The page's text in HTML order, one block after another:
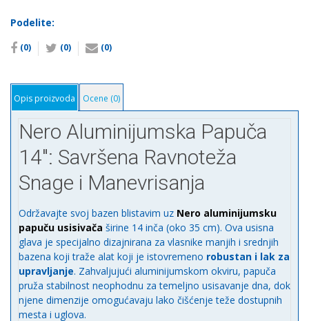
14
количина
Podelite:
(0) (0) (0)
Opis proizvoda Ocene (0)
Nero Aluminijumska Papuča
14″: Savršena Ravnoteža
Snage i Manevrisanja
Održavajte svoj bazen blistavim uz Nero aluminijumsku
papuču usisivača širine 14 inča (oko 35 cm). Ova usisna
glava je specijalno dizajnirana za vlasnike manjih i srednjih
bazena koji traže alat koji je istovremeno robustan i lak za
upravljanje. Zahvaljujući aluminijumskom okviru, papuča
pruža stabilnost neophodnu za temeljno usisavanje dna, dok
njene dimenzije omogućavaju lako čišćenje teže dostupnih
mesta i uglova.